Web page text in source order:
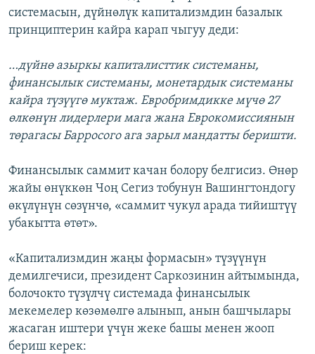
системасын, дүйнөлүк капитализмдин базалык
принциптерин кайра карап чыгуу деди:
…дүйнө азыркы капиталисттик системаны,
финансылык системаны, монетардык системаны
кайра түзүүгө муктаж. Евробримдикке мүчө 27
өлкөнүн лидерлери мага жана Еврокомиссиянын
төрагасы Барросого ага зарыл мандатты беришти.
Финансылык саммит качан болору белгисиз. Өнөр
жайы өнүккөн Чоң Сегиз тобунун Вашингтондогу
өкүлүнүн сөзүнчө, «саммит чукул арада тийиштүү
убакытта өтөт».
«Капитализмдин жаңы формасын» түзүүнүн
демилгечиси, президент Саркозинин айтымында,
болочокто түзүлчү системада финансылык
мекемелер көзөмөлгө алынып, анын башчылары
жасаган иштери үчүн жеке башы менен жооп
бериш керек: